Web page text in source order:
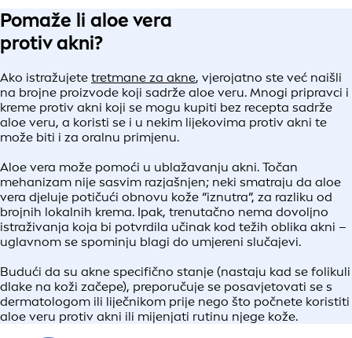
Pomaže li aloe vera
protiv akni?
Ako istražujete tretmane za akne, vjerojatno ste već naišli
na brojne proizvode koji sadrže aloe veru. Mnogi pripravci i
kreme protiv akni koji se mogu kupiti bez recepta sadrže
aloe veru, a koristi se i u nekim lijekovima protiv akni te
može biti i za oralnu primjenu.
Aloe vera može pomoći u ublažavanju akni. Točan
mehanizam nije sasvim razjašnjen; neki smatraju da aloe
vera djeluje potičući obnovu kože “iznutra”, za razliku od
brojnih lokalnih krema. Ipak, trenutačno nema dovoljno
istraživanja koja bi potvrdila učinak kod težih oblika akni –
uglavnom se spominju blagi do umjereni slučajevi.
Budući da su akne specifično stanje (nastaju kad se folikuli
dlake na koži začepe), preporučuje se posavjetovati se s
dermatologom ili liječnikom prije nego što počnete koristiti
aloe veru protiv akni ili mijenjati rutinu njege kože.